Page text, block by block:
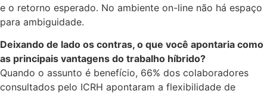
e o retorno esperado. No ambiente on-line não há espaço
para ambiguidade.
Deixando de lado os contras, o que você apontaria como
as principais vantagens do trabalho híbrido?
Quando o assunto é benefício, 66% dos colaboradores
consultados pelo ICRH apontaram a flexibilidade de